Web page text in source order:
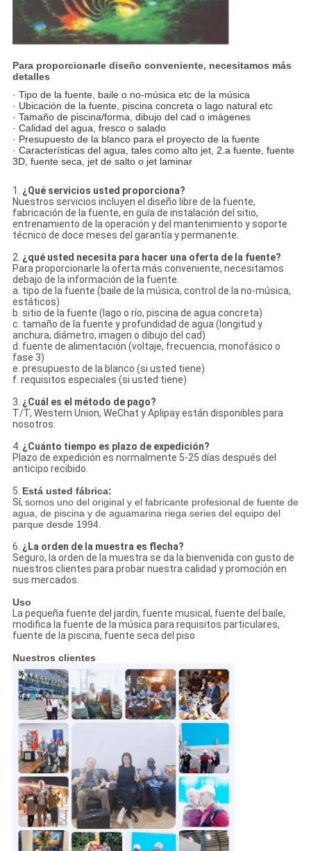
Para proporcionarle diseño conveniente, necesitamos más
detalles
· Tipo de la fuente, baile o no-música etc de la música
· Ubicación de la fuente, piscina concreta o lago natural etc
· Tamaño de piscina/forma, dibujo del cad o imágenes
· Calidad del agua, fresco o salado
· Presupuesto de la blanco para el proyecto de la fuente
· Características del agua, tales como alto jet, 2.a fuente, fuente
3D, fuente seca, jet de salto o jet laminar
1. ¿Qué servicios usted proporciona?
Nuestros servicios incluyen el diseño libre de la fuente,
fabricación de la fuente, en guía de instalación del sitio,
entrenamiento de la operación y del mantenimiento y soporte
técnico de doce meses del garantía y permanente.
2. ¿qué usted necesita para hacer una oferta de la fuente?
Para proporcionarle la oferta más conveniente, necesitamos
debajo de la información de la fuente.
a. tipo de la fuente (baile de la música, control de la no-música,
estáticos)
b. sitio de la fuente (lago o río, piscina de agua concreta)
c. tamaño de la fuente y profundidad de agua (longitud y
anchura, diámetro, imagen o dibujo del cad)
d. fuente de alimentación (voltaje, frecuencia, monofásico o
fase 3)
e. presupuesto de la blanco (si usted tiene)
f. requisitos especiales (si usted tiene)
3. ¿Cuál es el método de pago?
T/T, Western Union, WeChat y Aplipay están disponibles para
nosotros.
4. ¿Cuánto tiempo es plazo de expedición?
Plazo de expedición es normalmente 5-25 días después del
anticipo recibido.
5. Está usted fábrica:
Sí, somos uno del original y el fabricante profesional de fuente de
agua, de piscina y de aguamarina riega series del equipo del
parque desde 1994.
6. ¿La orden de la muestra es flecha?
Seguro, la orden de la muestra se da la bienvenida con gusto de
nuestros clientes para probar nuestra calidad y promoción en
sus mercados.
Uso
La pequeña fuente del jardín, fuente musical, fuente del baile,
modifica la fuente de la música para requisitos particulares,
fuente de la piscina, fuente seca del piso
Nuestros clientes